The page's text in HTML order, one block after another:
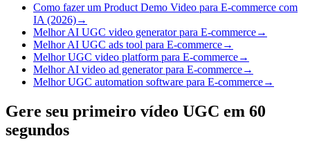
Como fazer um Product Demo Video para E-commerce com
IA (2026)→
Melhor AI UGC video generator para E-commerce→
Melhor AI UGC ads tool para E-commerce→
Melhor UGC video platform para E-commerce→
Melhor AI video ad generator para E-commerce→
Melhor UGC automation software para E-commerce→
Gere seu primeiro vídeo UGC em 60
segundos